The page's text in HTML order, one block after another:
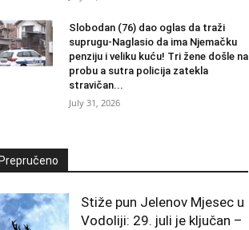
Slobodan (76) dao oglas da traži
suprugu-Naglasio da ima Njemačku
penziju i veliku kuću! Tri žene došle na
probu a sutra policija zatekla
stravičan...
July 31, 2026
Stiže pun Jelenov Mjesec u
Vodoliji: 29. juli je ključan –